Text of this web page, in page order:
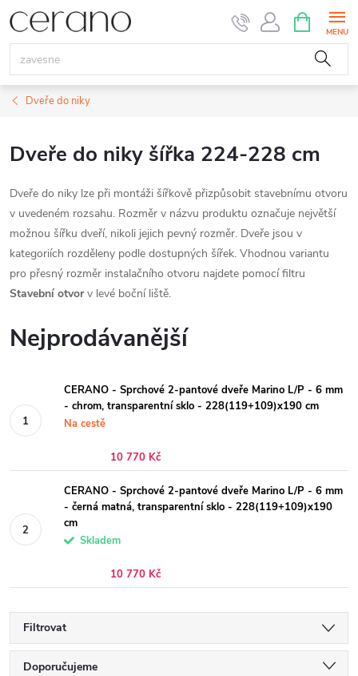
Přejít
na
obsah
NÁKUPNÍ
KOŠÍK
Dveře do niky
Dveře do niky šířka 224-228 cm
Dveře do niky lze při montáži šířkově přizpůsobit stavebnímu otvoru
v uvedeném rozsahu. Rozměr v názvu produktu označuje největší
možnou šířku dveří, nikoli jejich pevný rozměr. Dveře jsou v
kategoriích rozděleny podle dostupných šířek. Vhodnou variantu
pro přesný rozměr instalačního otvoru najdete pomocí filtru
Stavební otvorv levé boční liště.
Nejprodávanější
CERANO - Sprchové 2-pantové dveře Marino L/P - 6 mm
- chrom, transparentní sklo - 228(119+109)x190 cm
Na cestě
10 770 Kč
CERANO - Sprchové 2-pantové dveře Marino L/P - 6 mm
- černá matná, transparentní sklo - 228(119+109)x190
cm
Skladem
10 770 Kč
Filtrovat
ŘDoporučujeme